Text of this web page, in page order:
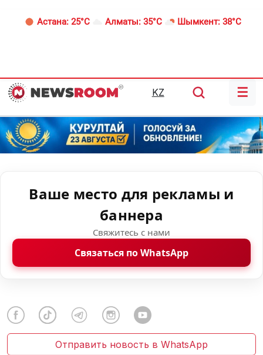
Астана: 25°C Алматы: 35°C Шымкент: 38°C
KZ ☰
Ваше место для рекламы и
баннера
Свяжитесь с нами
Связаться по WhatsApp
Отправить новость в WhatsApp